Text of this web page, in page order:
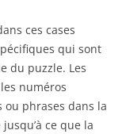
ces cases
qui sont
du puzzle. Les
numéros
phrases dans la
ce que la